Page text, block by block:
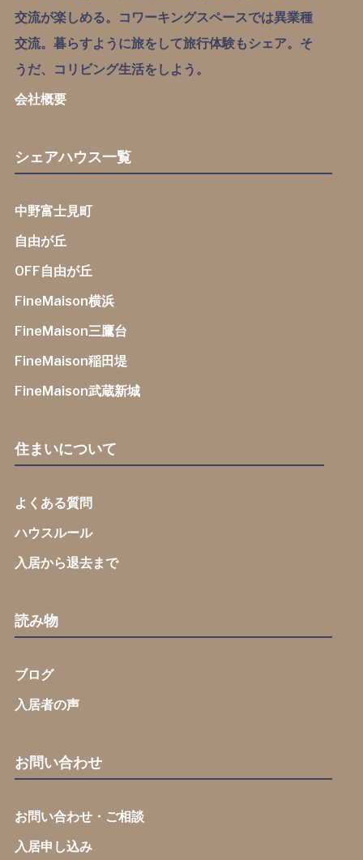
交流が楽しめる。コワーキングスペースでは異業種
交流。暮らすように旅をして旅行体験もシェア。そ
うだ、コリビング生活をしよう。
会社概要
シェアハウス一覧
中野富士見町
自由が丘
OFF自由が丘
FineMaison横浜
FineMaison三鷹台
FineMaison稲田堤
FineMaison武蔵新城
住まいについて
よくある質問
ハウスルール
入居から退去まで
読み物
ブログ
入居者の声
お問い合わせ
お問い合わせ・ご相談
入居申し込み